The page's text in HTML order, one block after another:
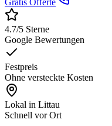
Gratis Offerte
4.7/5 Sterne
Google Bewertungen
Festpreis
Ohne versteckte Kosten
Lokal in Littau
Schnell vor Ort